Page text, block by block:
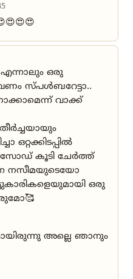
ഒരു
സ്പൾബറേട്ടാ..
വാക്ക്
ഒറ്റക്കിടപ്പിൽ
കൂടി ചേർത്ത്
നസീമയുടെയോ
ഒരു
അല്ലെ ഞാനും